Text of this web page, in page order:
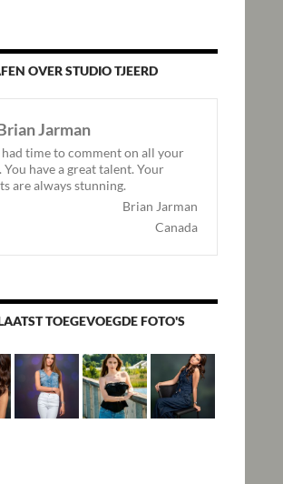
OVER STUDIO TJEERD
Jarman
had time to comment on all your
You have a great talent. Your
are always stunning.
Brian Jarman
Canada
TOEGEVOEGDE FOTO'S